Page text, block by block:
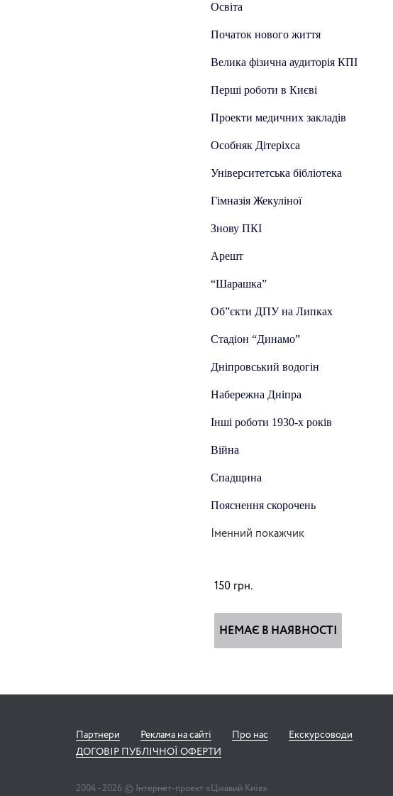
Освіта
Початок нового життя
Велика фізична аудиторія КПІ
Перші роботи в Києві
Проекти медичних закладів
Особняк Дітеріхса
Університетська бібліотека
Гімназія Жекуліної
Знову ПКІ
Арешт
“Шарашка”
Об”єкти ДПУ на Липках
Стадіон “Динамо”
Дніпровський водогін
Набережна Дніпра
Інші роботи 1930-х років
Війна
Спадщина
Пояснення скорочень
Іменний покажчик
150 грн.
НЕМАЄ В НАЯВНОСТІ
Партнери Реклама на сайті Про нас
Екскурсоводи
ДОГОВІР ПУБЛІЧНОЇ ОФЕРТИ
2004 - 2026 © Інтернет-проект «Цікавий Київ»